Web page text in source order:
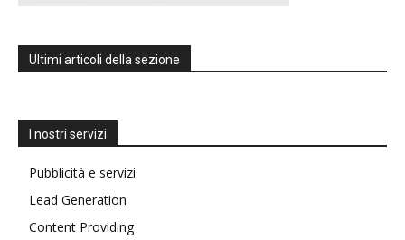
Ultimi articoli della sezione
I nostri servizi
Pubblicità e servizi
Lead Generation
Content Providing